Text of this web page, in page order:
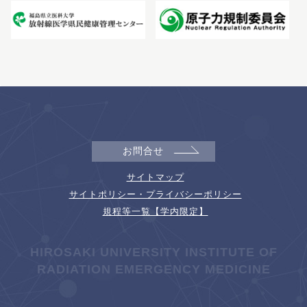
お問合せ
サイトマップ
サイトポリシー・プライバシーポリシー
規程等一覧【学内限定】
HIROSAKI UNIVERSITY INSTITUTE OF
RADIATION EMERGENCY MEDICINE